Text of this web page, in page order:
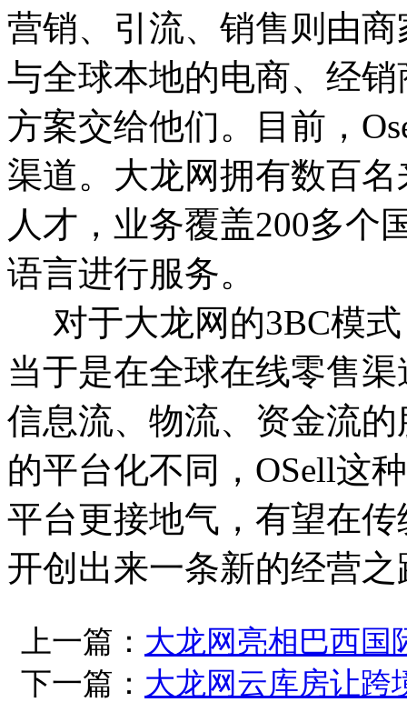
营销、引流、销售则由
与全球本地的电商、经
方案交给他们。目前，
渠道。大龙网拥有数百
人才，业务覆盖200多个
语言进行服务。
对于大龙网的3BC模式
当于是在全球在线零售
信息流、物流、资金流
的平台化不同，OSell这
平台更接地气，有望在
开创出来一条新的经营之
上一篇： 大龙网亮相巴西国
下一篇： 大龙网云库房让跨